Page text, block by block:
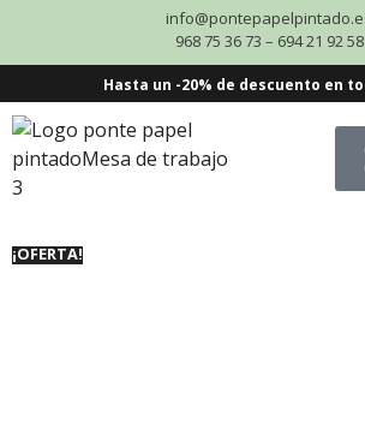
968 75 36 73 – 694 21 92 58
Hasta un -20% de descuento en
¡OFERTA!